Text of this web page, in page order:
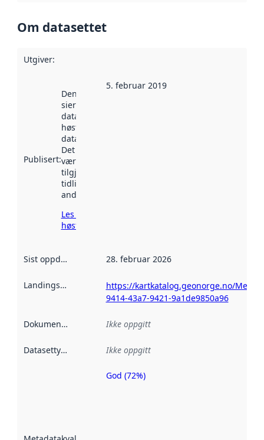
Om datasettet
Utgiver:
Publisert:
Denne datoen
sier når
datasettet ble
høstet av
data.norge.no.
Det kan ha
vært
tilgjengelig
tidligere
andre steder.
Les mer om
høsting her
5. februar 2019
Sist oppdatert 28. februar 2026
Landingsside
https://kartkatalog.geonorge.no/
9414-43a7-9421-9a1de9850a96
Dokumentasjon Ikke oppgitt
Datasettype Ikke oppgitt
Metadatakvalitet
God (72%)